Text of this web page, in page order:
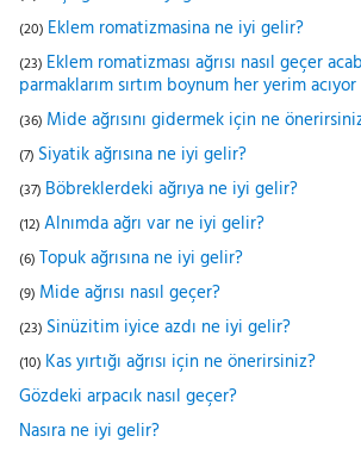
(20) Eklem romatizmasina ne iyi gelir?
(23) Eklem romatizması ağrısı nasıl geçer
parmaklarım sırtım boynum her yerim acıyor
(36) Mide ağrısını gidermek için ne
(7) Siyatik ağrısına ne iyi gelir?
(37) Böbreklerdeki ağrıya ne iyi gelir?
(12) Alnımda ağrı var ne iyi gelir?
(6) Topuk ağrısına ne iyi gelir?
(9) Mide ağrısı nasıl geçer?
(23) Sinüzitim iyice azdı ne iyi gelir?
(10) Kas yırtığı ağrısı için ne önerirsiniz?
Gözdeki arpacık nasıl geçer?
Nasıra ne iyi gelir?